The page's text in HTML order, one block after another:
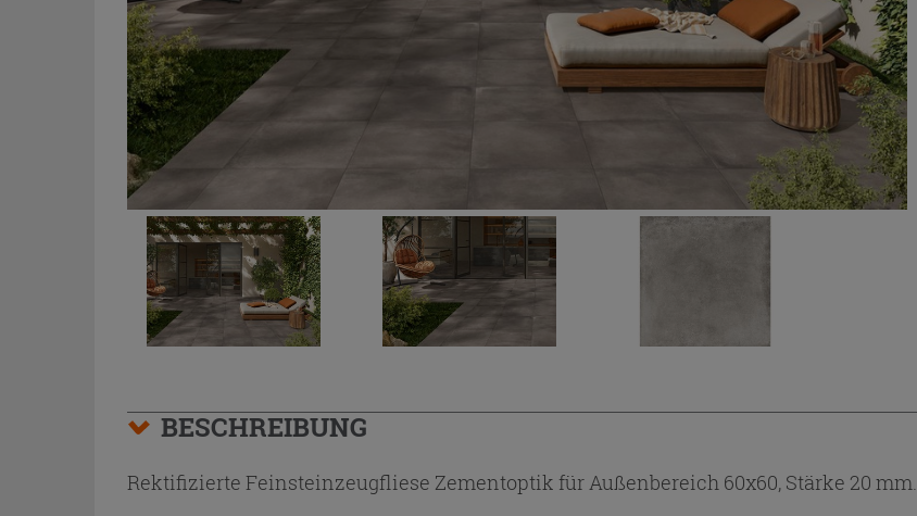
BESCHREIBUNG
Rektifizierte Feinsteinzeugfliese Zementoptik für Außenbereich 60x60, Stärke 20 mm.